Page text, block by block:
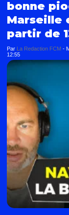
bonne
Marseille
partir de
Par La Redaction FCM -
12:55